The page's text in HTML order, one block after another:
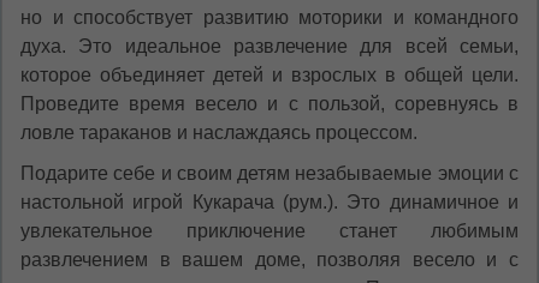
но и способствует развитию моторики и командного
духа. Это идеальное развлечение для всей семьи,
которое объединяет детей и взрослых в общей цели.
Проведите время весело и с пользой, соревнуясь в
ловле тараканов и наслаждаясь процессом.
Подарите себе и своим детям незабываемые эмоции с
настольной игрой Кукарача (рум.). Это динамичное и
увлекательное приключение станет любимым
развлечением в вашем доме, позволяя весело и с